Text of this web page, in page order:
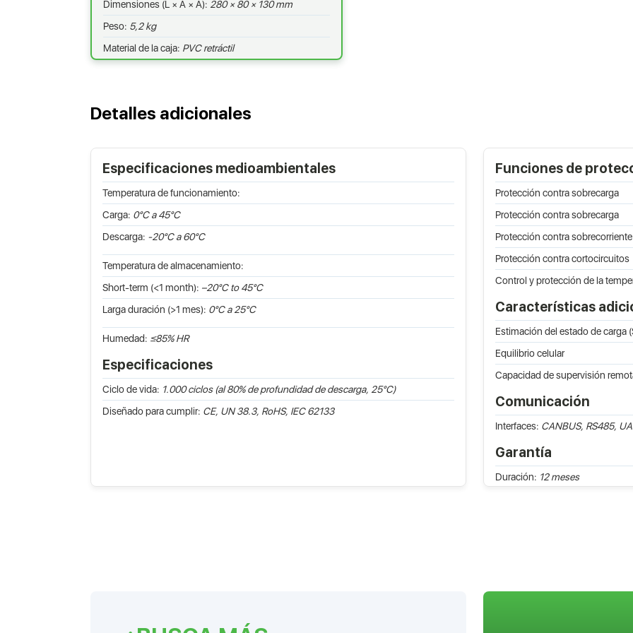
Dimensiones (L × A × A): 280 × 80 × 130 mm
Peso: 5,2 kg
Material de la caja: PVC retráctil
Detalles adicionales
Especificaciones medioambientales
Temperatura de funcionamiento:
Carga: 0°C a 45°C
Descarga: -20°C a 60°C
Temperatura de almacenamiento:
Short-term (<1 month): –20°C to 45°C
Larga duración (>1 mes): 0°C a 25°C
Humedad: ≤85% HR
Especificaciones
Ciclo de vida: 1.000 ciclos (al 80% de profundidad de descarga, 25°C)
Diseñado para cumplir: CE, UN 38.3, RoHS, IEC 62133
Funciones de
Protección contra sobrecarga
Protección contra sobrecarga
Protección contra sobrecorriente
Protección contra cortocircuitos
Control y protección de la
Características
Estimación del estado de carga
Equilibrio celular
Capacidad de supervisión
Comunicación
Interfaces: CANBUS, RS485,
Garantía
Duración: 12 meses